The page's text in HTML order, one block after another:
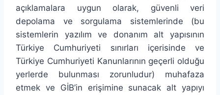
açıklamalara uygun olarak, güvenli veri
depolama ve sorgulama sistemlerinde (bu
sistemlerin yazılım ve donanım alt yapısının
Türkiye Cumhuriyeti sınırları içerisinde ve
Türkiye Cumhuriyeti Kanunlarının geçerli olduğu
yerlerde bulunması zorunludur) muhafaza
etmek ve GİB’in erişimine sunacak alt yapıyı